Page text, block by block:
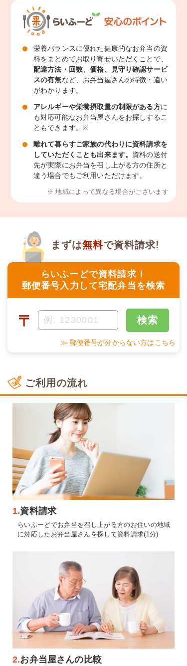
栄養バランスに優れた健康的なお弁当の資
料をまとめてお取り寄せいただくことで、
配達方法・回数、価格、見守り確認サービ
スの有無など、お弁当屋さんの特徴・違い
がわかります。
アレルギーや栄養摂取量の制限がある方に
も対応可能なお弁当屋さんをお探しするこ
ともできます。※
離れて暮らすご家族の代わりに資料請求を
していただくことも出来ます。 資料の送付
先が実際にお弁当を召し上がる方の住所と
違う場合でもご利用いただけます。
※ 地域によって異なる場合がございます
らいふーどで資料請求！
郵便番号入力して宅配弁当を検索
まずは無料で資料請求!
〒 検索
≫ 郵便番号が分からない方はこちら
ご利用の流れ
1.資料請求
らいふーどでお弁当を召し上がる方のお住いの地域
に対応したお弁当屋さんを探して資料請求(1分)
2.お弁当屋さんの比較